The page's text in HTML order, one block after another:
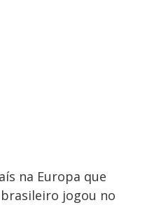
na Europa que
jogou no